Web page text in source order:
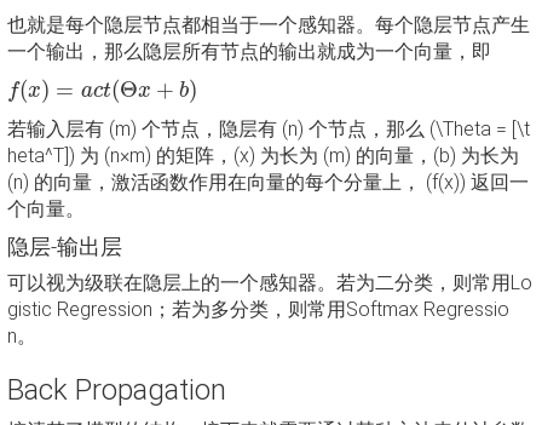
也就是每个隐层节点都相当于一个感知器。每个隐层节点产生
一个输出，那么隐层所有节点的输出就成为一个向量，即
f(x) = act(Θx + b)
f(x )= Θx+
若输入层有 (m) 个节点，隐层有 (n) 个节点，那么 (\Theta = [\t
heta^T]) 为 (n×m) 的矩阵，(x) 为长为 (m) 的向量，(b) 为长为
(n) 的向量，激活函数作用在向量的每个分量上， (f(x)) 返回一
个向量。
隐层-输出层
可以视为级联在隐层上的一个感知器。若为二分类，则常用Lo
gistic Regression；若为多分类，则常用Softmax Regressio
n。
Back Propagation